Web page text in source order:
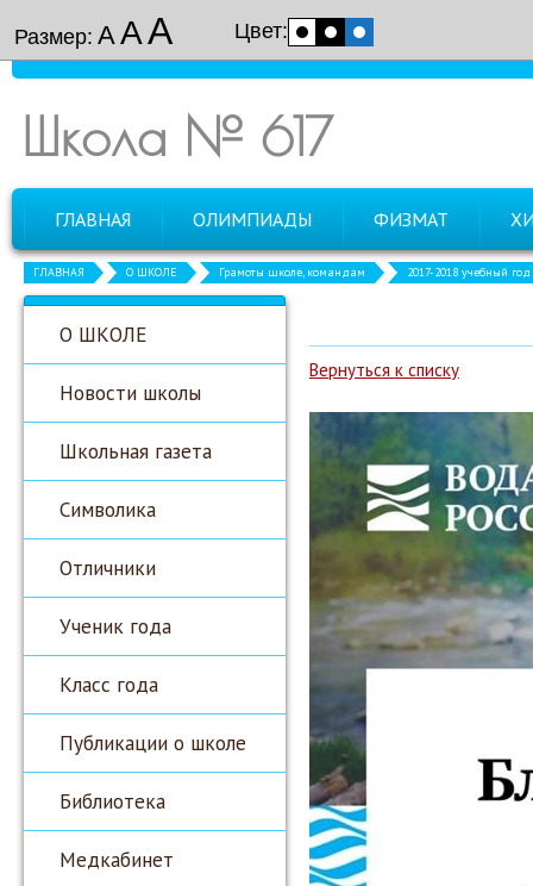
Размер: ААА Цвет:
Школа № 617
ГЛАВНАЯ ОЛИМПИАДЫ ФИЗМАТ
ГЛАВНАЯ О ШКОЛЕ Грамоты школе, командам 2017-2018 учебный год
О ШКОЛЕ
Новости школы
Школьная газета
Символика
Отличники
Ученик года
Класс года
Публикации о школе
Библиотека
Медкабинет
Вернуться к списку